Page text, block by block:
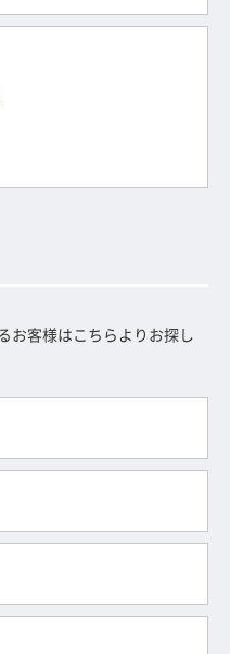
お客様はこちらよりお探し